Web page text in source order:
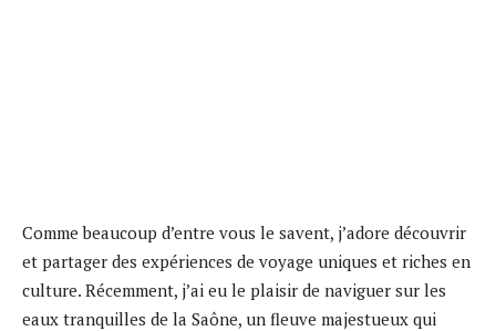
Comme beaucoup d’entre vous le savent, j’adore découvrir
et partager des expériences de voyage uniques et riches en
culture. Récemment, j’ai eu le plaisir de naviguer sur les
eaux tranquilles de la Saône, un fleuve majestueux qui